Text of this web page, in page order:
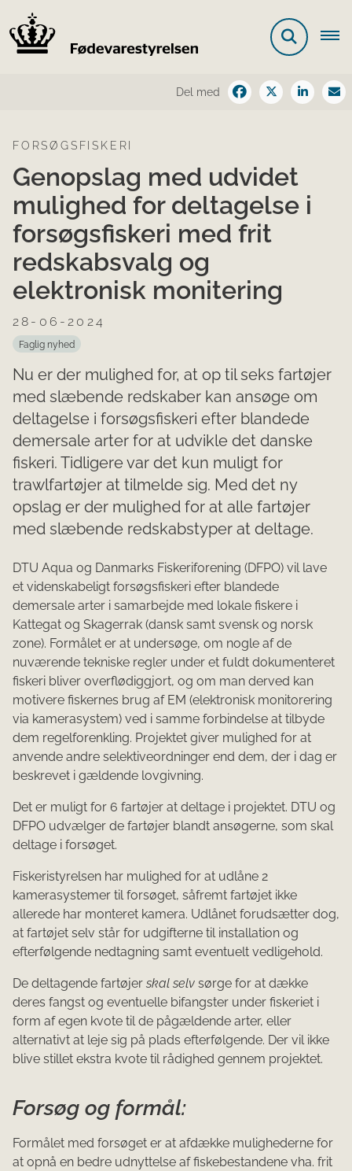
Del med
FORSØGSFISKERI
Genopslag med udvidet
mulighed for deltagelse i
forsøgsfiskeri med frit
redskabsvalg og
elektronisk monitering
28-06-2024
Faglig nyhed
Nu er der mulighed for, at op til seks fartøjer
med slæbende redskaber kan ansøge om
deltagelse i forsøgsfiskeri efter blandede
demersale arter for at udvikle det danske
fiskeri. Tidligere var det kun muligt for
trawlfartøjer at tilmelde sig. Med det ny
opslag er der mulighed for at alle fartøjer
med slæbende redskabstyper at deltage.
DTU Aqua og Danmarks Fiskeriforening (DFPO) vil lave
et videnskabeligt forsøgsfiskeri efter blandede
demersale arter i samarbejde med lokale fiskere i
Kattegat og Skagerrak (dansk samt svensk og norsk
zone). Formålet er at undersøge, om nogle af de
nuværende tekniske regler under et fuldt dokumenteret
fiskeri bliver overflødiggjort, og om man derved kan
motivere fiskernes brug af EM (elektronisk monitorering
via kamerasystem) ved i samme forbindelse at tilbyde
dem regelforenkling. Projektet giver mulighed for at
anvende andre selektiveordninger end dem, der i dag er
beskrevet i gældende lovgivning.
Det er muligt for 6 fartøjer at deltage i projektet. DTU og
DFPO udvælger de fartøjer blandt ansøgerne, som skal
deltage i forsøget.
Fiskeristyrelsen har mulighed for at udlåne 2
kamerasystemer til forsøget, såfremt fartøjet ikke
allerede har monteret kamera. Udlånet forudsætter dog,
at fartøjet selv står for udgifterne til installation og
efterfølgende nedtagning samt eventuelt vedligehold.
De deltagende fartøjer skal selv sørge for at dække
deres fangst og eventuelle bifangster under fiskeriet i
form af egen kvote til de pågældende arter, eller
alternativt at leje sig på plads efterfølgende. Der vil ikke
blive stillet ekstra kvote til rådighed gennem projektet.
Forsøg og formål:
Formålet med forsøget er at afdække mulighederne for
at opnå en bedre udnyttelse af fiskebestandene vha. frit